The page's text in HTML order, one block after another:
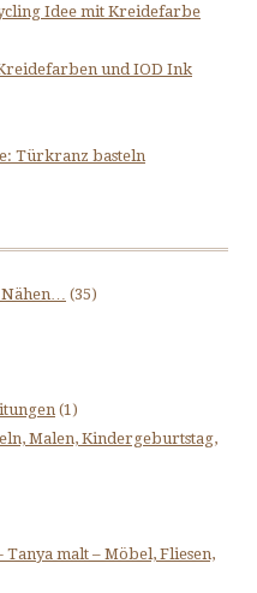
Idee mit Kreidefarbe
und IOD Ink
Türkranz basteln
(35)
(1)
Malen, Kindergeburtstag,
malt – Möbel, Fliesen,